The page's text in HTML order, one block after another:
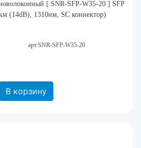
[ SNR-SFP-W35-20 ] SFP
(14dB), 1310нм, SC коннектор)
арт:SNR-SFP-W35-20
В корзину